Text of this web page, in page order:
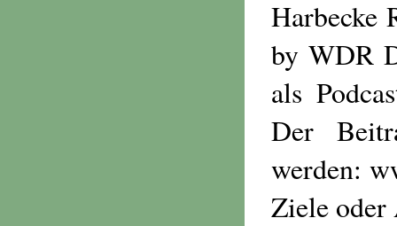
Harbecke
by WDR
als
Der
werden:
Ziele oder